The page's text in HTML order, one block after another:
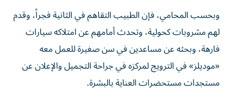
وبحسب المحامي، فإن الطبيب التقاهم في الثانية فجراً، وقدم
لهم مشروبات كحولية، وتحدث أمامهم عن امتلاكه سيارات
فارهة، وبحثه عن مساعدين في سن صغيرة للعمل معه
«موديلز» في الترويج لمركزه في جراحة التجميل والإعلان عن
مستجدات مستحضرات العناية بالبشرة.